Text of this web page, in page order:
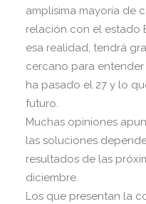
amplísima mayoría de
relación con el estado
esa realidad, tendrá
cercano para
ha pasado el 27 y lo
futuro.
Muchas opiniones
las soluciones
resultados de las
diciembre.
Los que presentan la